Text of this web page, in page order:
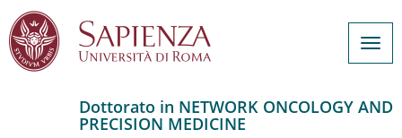
Dottorato in NETWORK ONCOLOGY AND
PRECISION MEDICINE